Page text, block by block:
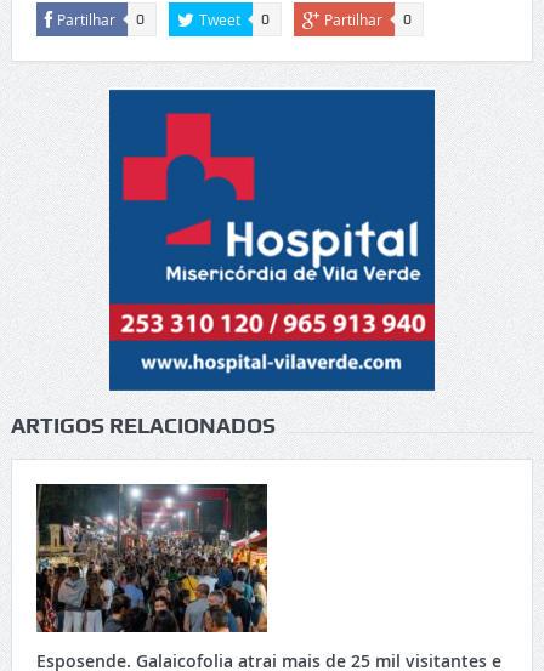
Partilhar 0 Tweet 0 Partilhar 0
ARTIGOS RELACIONADOS
Esposende. Galaicofolia atrai mais de 25 mil visitantes e